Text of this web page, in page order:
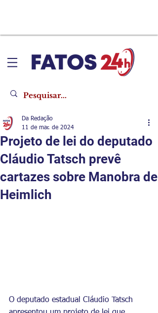
Projeto de lei do deputado
Cláudio Tatsch prevê
cartazes sobre Manobra de
Heimlich
Da Redação
11 de mar. de 2024
O deputado estadual Cláudio Tatsch